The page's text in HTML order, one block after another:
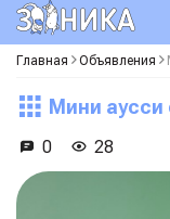
Главная Объявления
Мини
0 28